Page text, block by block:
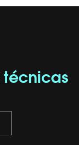
técnicas